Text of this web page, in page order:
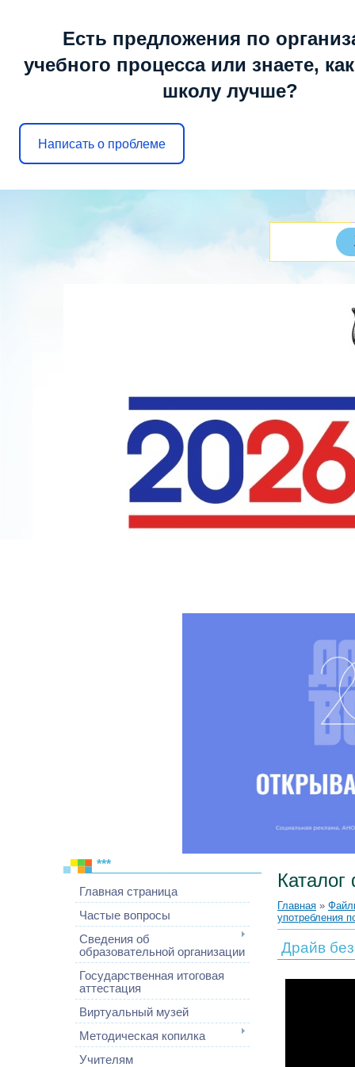
МОБУ ООШ № 6
г. Арсеньев
Есть предложения по
учебного процесса или знаете,
школу лучше?
Написать о проблеме
***
Главная страница
Частые вопросы
Сведения об
образовательной организации
Государственная итоговая
аттестация
Виртуальный музей
Методическая копилка
Учителям
Главная »
употребления
Драйв